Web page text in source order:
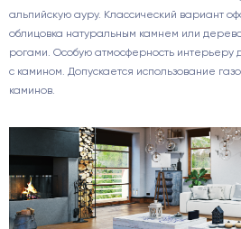
альпийскую ауру. Классический вариант
облицовка натуральным камнем или
рогами. Особую атмосферность интерьеру
с камином. Допускается использование
каминов.